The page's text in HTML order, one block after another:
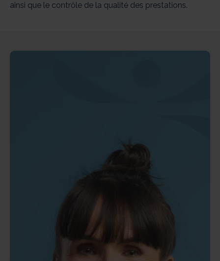
ainsi que le contrôle de la qualité des prestations.